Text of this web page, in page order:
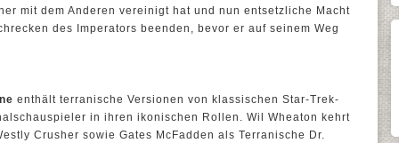
mit dem Anderen vereinigt hat und nun entsetzliche Macht
des Imperators beenden, bevor er auf seinem Weg
enthält terranische Versionen von klassischen Star-Trek-
in ihren ikonischen Rollen. Wil Wheaton kehrt
Crusher sowie Gates McFadden als Terranische Dr.